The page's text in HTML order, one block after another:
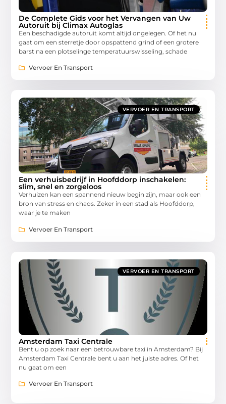
De Complete Gids voor het Vervangen van Uw
Autoruit bij Climax Autoglas
Een beschadigde autoruit komt altijd ongelegen. Of het nu
gaat om een sterretje door opspattend grind of een grotere
barst na een plotselinge temperatuurswisseling, schade
Vervoer En Transport
VERVOER EN TRANSPORT
Een verhuisbedrijf in Hoofddorp inschakelen:
slim, snel en zorgeloos
Verhuizen kan een spannend nieuw begin zijn, maar ook een
bron van stress en chaos. Zeker in een stad als Hoofddorp,
waar je te maken
Vervoer En Transport
VERVOER EN TRANSPORT
Amsterdam Taxi Centrale
Bent u op zoek naar een betrouwbare taxi in Amsterdam? Bij
Amsterdam Taxi Centrale bent u aan het juiste adres. Of het
nu gaat om een
Vervoer En Transport